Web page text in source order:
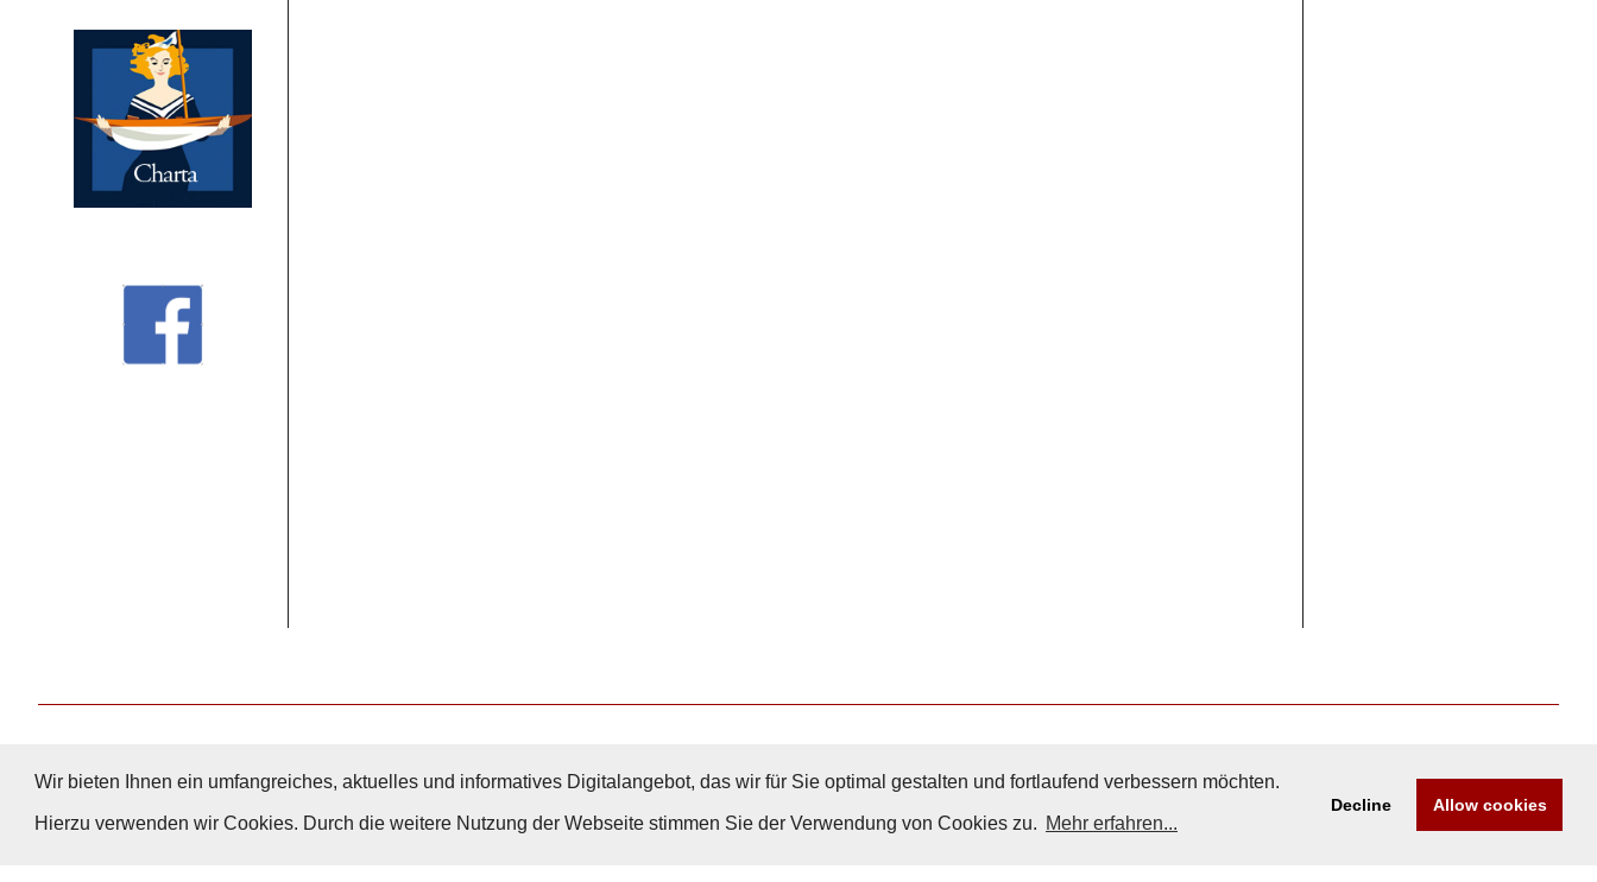
Wir bieten Ihnen ein umfangreiches, aktuelles und informatives Digitalangebot, das wir für Sie optimal gestalten und fortlaufend verbessern möchten.
Hierzu verwenden wir Cookies. Durch die weitere Nutzung der Webseite stimmen Sie der Verwendung von Cookies zu. Mehr erfahren...
Decline Allow cookies
Nach Oben